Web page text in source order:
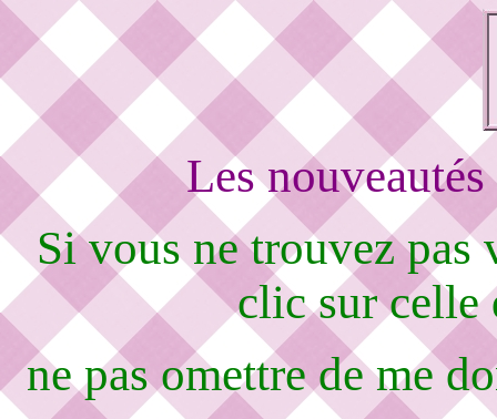
Les
Si vous ne trouvez pas
clic sur celle
ne pas omettre de me